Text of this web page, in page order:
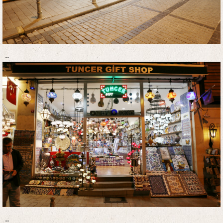
..
..